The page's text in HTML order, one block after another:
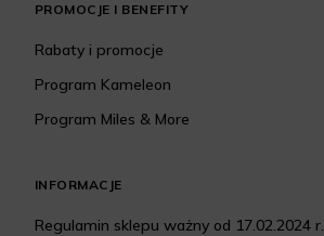
PROMOCJE I BENEFITY
Rabaty i promocje
Program Kameleon
Program Miles & More
INFORMACJE
Regulamin sklepu ważny od 17.02.2024 r.